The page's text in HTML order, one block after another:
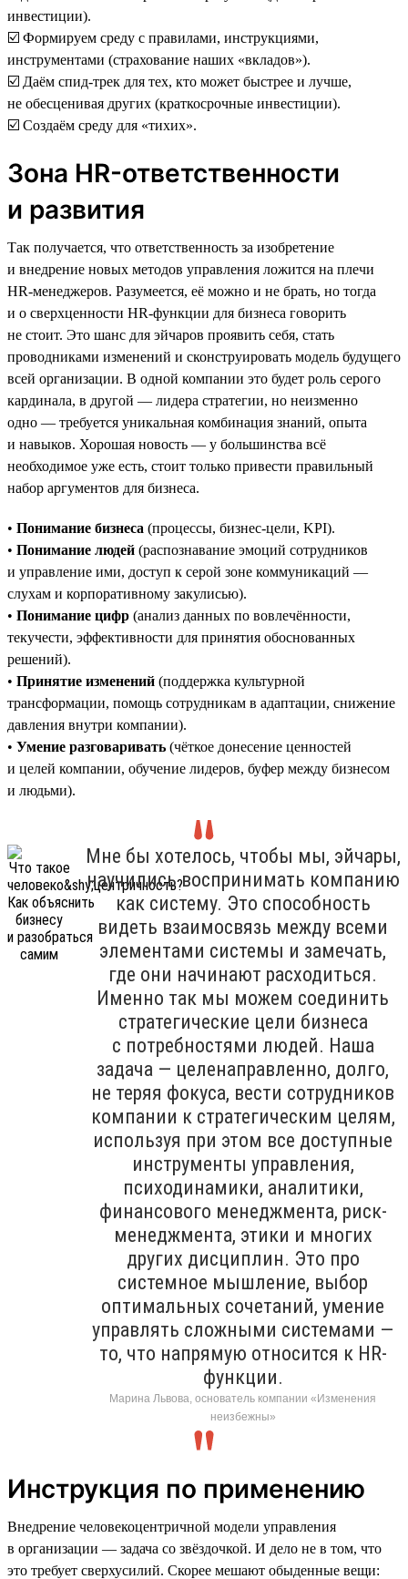
инвестиции).
☑️ Формируем среду с правилами, инструкциями,
инструментами (страхование наших «вкладов»).
☑️ Даём спид-трек для тех, кто может быстрее и лучше,
не обесценивая других (краткосрочные инвестиции).
☑️ Создаём среду для «тихих».
Зона HR-ответственности
и развития
Так получается, что ответственность за изобретение
и внедрение новых методов управления ложится на плечи
HR-менеджеров. Разумеется, её можно и не брать, но тогда
и о сверхценности HR-функции для бизнеса говорить
не стоит. Это шанс для эйчаров проявить себя, стать
проводниками изменений и сконструировать модель будущего
всей организации. В одной компании это будет роль серого
кардинала, в другой — лидера стратегии, но неизменно
одно — требуется уникальная комбинация знаний, опыта
и навыков. Хорошая новость — у большинства всё
необходимое уже есть, стоит только привести правильный
набор аргументов для бизнеса.
• Понимание бизнеса (процессы, бизнес-цели, KPI).
• Понимание людей (распознавание эмоций сотрудников
и управление ими, доступ к серой зоне коммуникаций —
слухам и корпоративному закулисью).
• Понимание цифр (анализ данных по вовлечённости,
текучести, эффективности для принятия обоснованных
решений).
• Принятие изменений (поддержка культурной
трансформации, помощь сотрудникам в адаптации, снижение
давления внутри компании).
• Умение разговаривать (чёткое донесение ценностей
и целей компании, обучение лидеров, буфер между бизнесом
и людьми).
Мне бы хотелось, чтобы мы, эйчары,
научились воспринимать компанию
как систему. Это способность
видеть взаимосвязь между всеми
элементами системы и замечать,
где они начинают расходиться.
Именно так мы можем соединить
стратегические цели бизнеса
с потребностями людей. Наша
задача — целенаправленно, долго,
не теряя фокуса, вести сотрудников
компании к стратегическим целям,
используя при этом все доступные
инструменты управления,
психодинамики, аналитики,
финансового менеджмента, риск-
менеджмента, этики и многих
других дисциплин. Это про
системное мышление, выбор
оптимальных сочетаний, умение
управлять сложными системами —
то, что напрямую относится к HR-
функции.
Марина Львова, основатель компании «Изменения
неизбежны»
Инструкция по применению
Внедрение человекоцентричной модели управления
в организации — задача со звёздочкой. И дело не в том, что
это требует сверхусилий. Скорее мешают обыденные вещи: